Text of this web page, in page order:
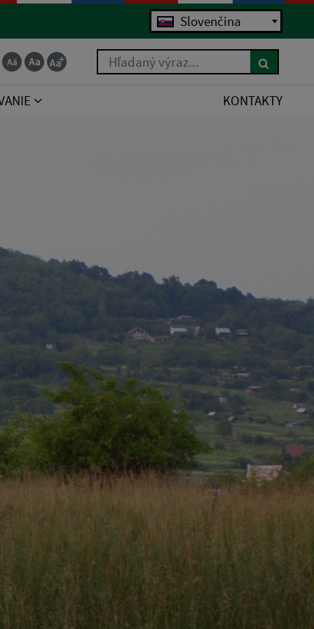
Slovenčina
Hľadaný výraz...
KONTAKTY